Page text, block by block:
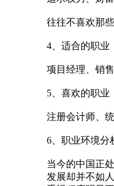
往往不喜欢那
4、适合的职业
项目经理、销
5、喜欢的职业
注册会计师、
6、职业环境分
当今的中国正
发展却并不如